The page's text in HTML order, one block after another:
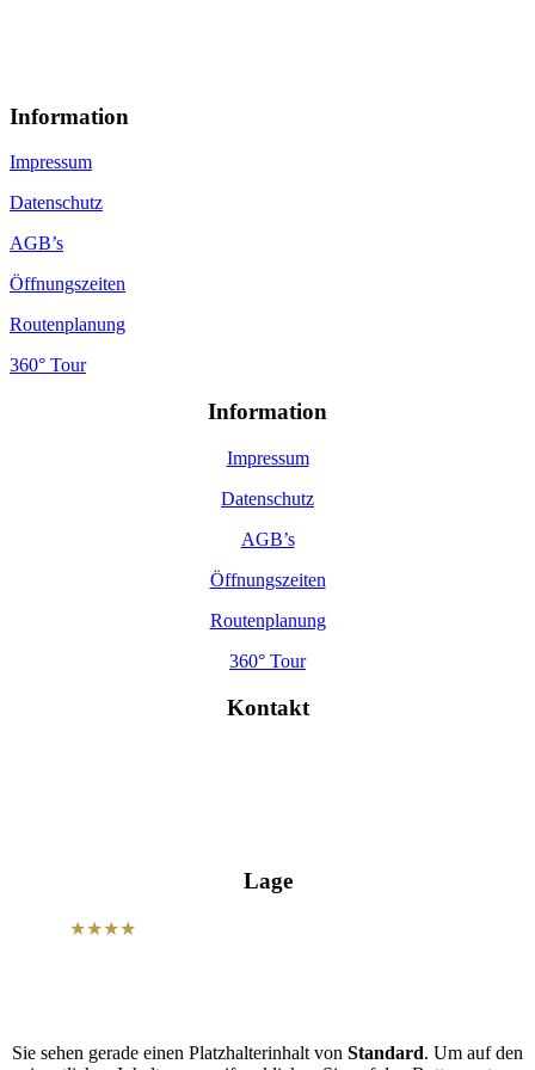
Information
Impressum
Datenschutz
AGB’s
Öffnungszeiten
Routenplanung
360° Tour
Information
Impressum
Datenschutz
AGB’s
Öffnungszeiten
Routenplanung
360° Tour
Kontakt
Lage
★★★★
Sie sehen gerade einen Platzhalterinhalt von Standard. Um auf den